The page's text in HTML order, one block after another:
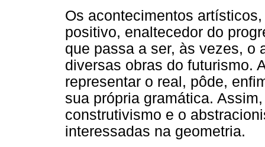
Os acontecimentos
positivo, enaltecedor do
que passa a ser, às vezes, o
diversas obras do futurismo.
representar o real, pôde,
sua própria gramática.
construtivismo e o
interessadas na geometria.